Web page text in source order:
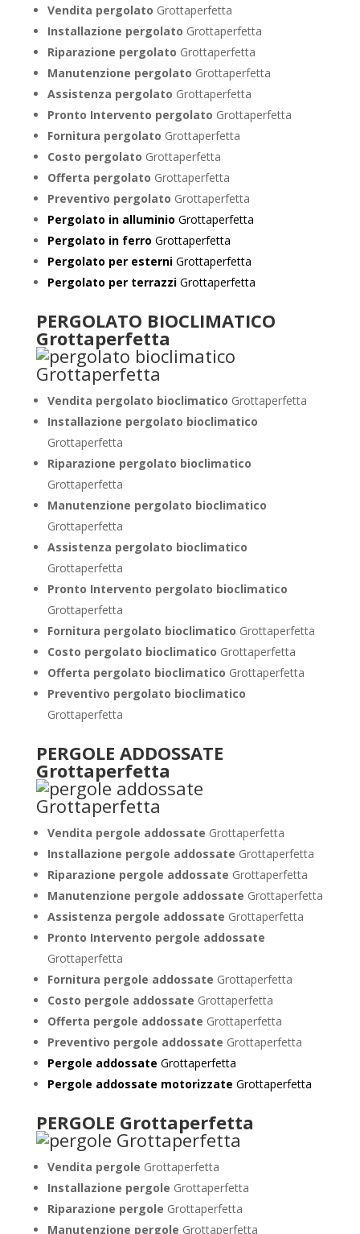
Vendita pergolato Grottaperfetta
Installazione pergolato Grottaperfetta
Riparazione pergolato Grottaperfetta
Manutenzione pergolato Grottaperfetta
Assistenza pergolato Grottaperfetta
Pronto Intervento pergolato Grottaperfetta
Fornitura pergolato Grottaperfetta
Costo pergolato Grottaperfetta
Offerta pergolato Grottaperfetta
Preventivo pergolato Grottaperfetta
Pergolato in alluminio Grottaperfetta
Pergolato in ferro Grottaperfetta
Pergolato per esterniGrottaperfetta
Pergolato per terrazziGrottaperfetta
PERGOLATO BIOCLIMATICO
Grottaperfetta
Vendita pergolato bioclimatico Grottaperfetta
Installazione pergolato bioclimatico
Grottaperfetta
Riparazione pergolato bioclimatico
Grottaperfetta
Manutenzione pergolato bioclimatico
Grottaperfetta
Assistenza pergolato bioclimatico
Grottaperfetta
Pronto Intervento pergolato bioclimatico
Grottaperfetta
Fornitura pergolato bioclimatico Grottaperfetta
Costo pergolato bioclimatico Grottaperfetta
Offerta pergolato bioclimatico Grottaperfetta
Preventivo pergolato bioclimatico
Grottaperfetta
PERGOLE ADDOSSATE
Grottaperfetta
Vendita pergole addossate Grottaperfetta
Installazione pergole addossate Grottaperfetta
Riparazione pergole addossate Grottaperfetta
Manutenzione pergole addossate Grottaperfetta
Assistenza pergole addossate Grottaperfetta
Pronto Intervento pergole addossate
Grottaperfetta
Fornitura pergole addossate Grottaperfetta
Costo pergole addossate Grottaperfetta
Offerta pergole addossate Grottaperfetta
Preventivo pergole addossate Grottaperfetta
Pergole addossate Grottaperfetta
Pergole addossate motorizzate Grottaperfetta
PERGOLE Grottaperfetta
Vendita pergole Grottaperfetta
Installazione pergole Grottaperfetta
Riparazione pergole Grottaperfetta
Manutenzione pergole Grottaperfetta